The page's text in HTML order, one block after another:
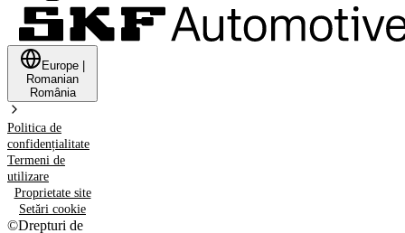
Europe
Romanian
România
Politica de
confidențialitate
Termeni de
utilizare
Proprietate site
Setări cookie
©Drepturi de